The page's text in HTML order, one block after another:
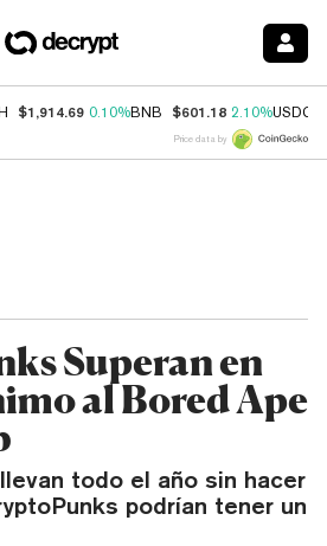
$1,914.69 0.10%BNB $601.18 2.10%USDC
Price data by
Superan en
al Bored Ape
todo el año sin hacer
podrían tener un